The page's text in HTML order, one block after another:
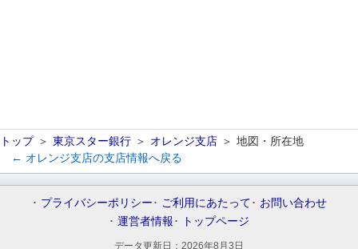
トップ 東京スター銀行 オレンジ支店
地図・所在地
← オレンジ支店の支店情報へ戻る
プライバシーポリシー ご利用にあたって
お問い合わせ
運営者情報
トップページ
データ更新日： 2026年8月3日